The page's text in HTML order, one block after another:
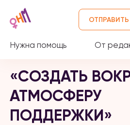
Нужна помощь От
«СОЗДАТЬ
АТМОСФЕРУ
ПОДДЕРЖКИ»